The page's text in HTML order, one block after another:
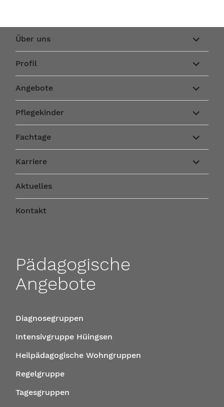
Über uns
anzeigen
Profil
anzeigen
Angebote
anzeigen
Pflegekinder
anzeigen
Fachtage
anzeigen
Karriere
anzeigen
Aktuelles
Kontakt
Pädagogische
Angebote
Diagnosegruppen
Intensivgruppe Hüingsen
Heilpädagogische Wohngruppen
Regelgruppe
Tagesgruppen